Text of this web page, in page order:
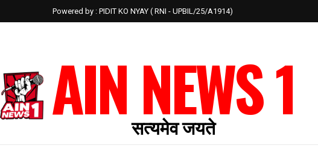
Powered by : PIDIT KO NYAY ( RNI - UPBIL/25/A1914)
AIN NEWS 1
सत्यमेव जयते